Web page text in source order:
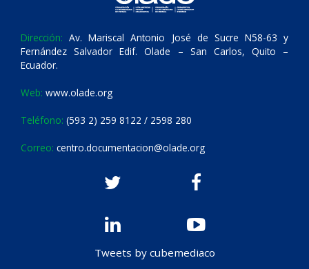
Dirección: Av. Mariscal Antonio José de Sucre N58-63 y
Fernández Salvador Edif. Olade – San Carlos, Quito –
Ecuador.
Web: www.olade.org
Teléfono: (593 2) 259 8122 / 2598 280
Correo: centro.documentacion@olade.org
Tweets by cubemediaco